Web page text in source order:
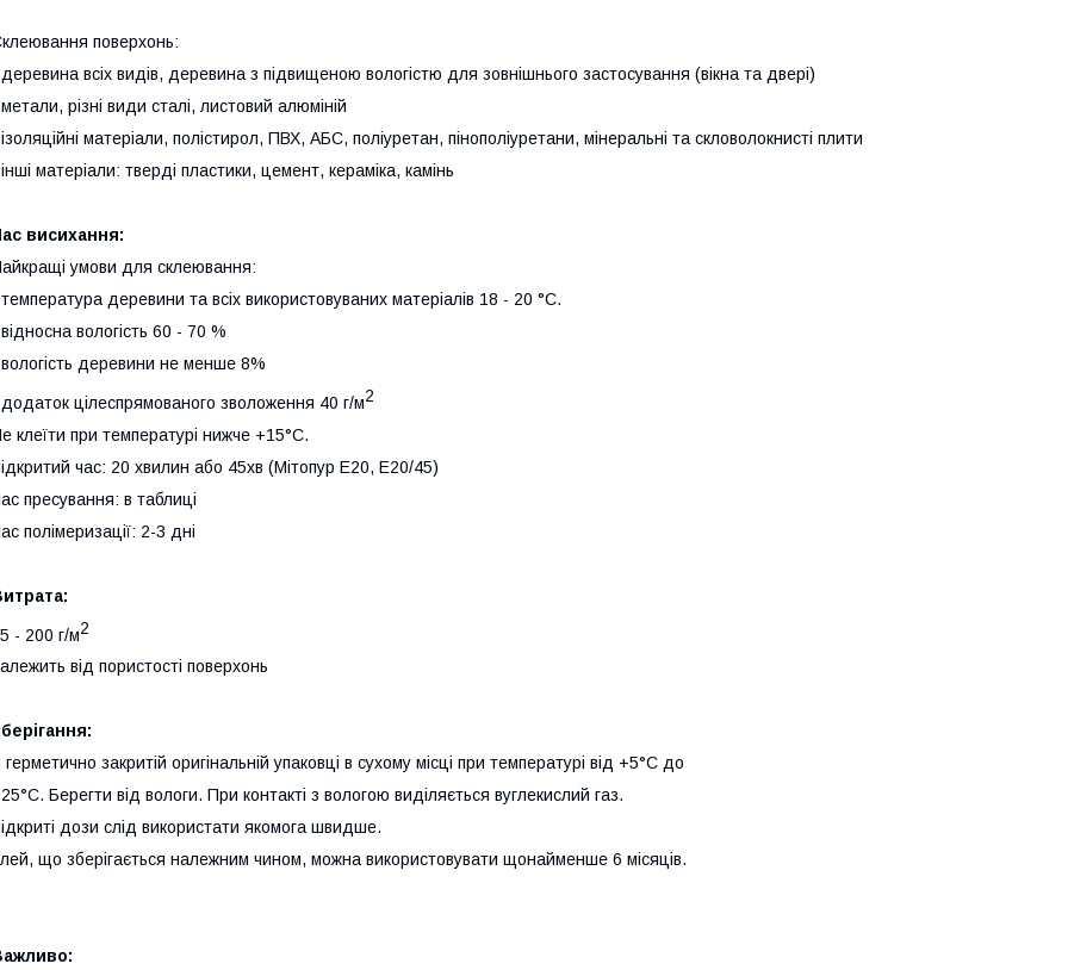
поверхонь:
всіх видів, деревина з підвищеною вологістю для зовнішнього застосування (вікна та двері)
різні види сталі, листовий алюміній
матеріали, полістирол, ПВХ, АБС, поліуретан, пінополіуретани, мінеральні та скловолокнисті плити
матеріали: тверді пластики, цемент, кераміка, камінь
висихання:
умови для склеювання:
деревини та всіх використовуваних матеріалів 18 - 20 °C.
вологість 60 - 70 %
деревини не менше 8%
цілеспрямованого зволоження 40 г/м2
клеїти при температурі нижче +15°C.
час: 20 хвилин або 45хв (Мітопур Е20, Е20/45)
пресування: в таблиці
полімеризації: 2-3 дні
- 200 г/м2
від пористості поверхонь
герметично закритій оригінальній упаковці в сухому місці при температурі від +5°C до
Берегти від вологи. При контакті з вологою виділяється вуглекислий газ.
дози слід використати якомога швидше.
що зберігається належним чином, можна використовувати щонайменше 6 місяців.